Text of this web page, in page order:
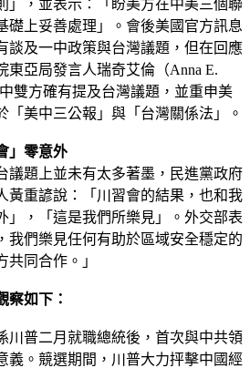
」，並表示：「盼美方在中美三個聯
礎上妥善處理」。會後美國官方訊息
談及一中政策與台灣議題，但在回應
東亞局發言人瑞奇艾倫（Anna E.
雙方確有提及台灣議題，並重申美
「美中三公報」與「台灣關係法」。
」零意外
議題上並未有太多著墨，民進黨政府
黃重諺說：「川習會的結果，也和我
」，「這是我們所樂見」。外交部表
我們樂見任何有助於區域安全穩定的
同合作。」
察如下：
川普二月就職總統後，首次與中共領
義。競選期間，川普大力抨擊中國經